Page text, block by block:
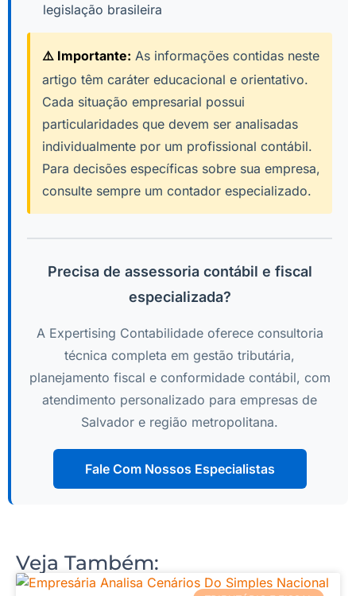
legislação brasileira
⚠️ Importante: As informações contidas neste
artigo têm caráter educacional e orientativo.
Cada situação empresarial possui
particularidades que devem ser analisadas
individualmente por um profissional contábil.
Para decisões específicas sobre sua empresa,
consulte sempre um contador especializado.
Precisa de assessoria contábil e fiscal
especializada?
A Expertising Contabilidade oferece consultoria
técnica completa em gestão tributária,
planejamento fiscal e conformidade contábil, com
atendimento personalizado para empresas de
Salvador e região metropolitana.
Fale Com Nossos Especialistas
Veja Também: